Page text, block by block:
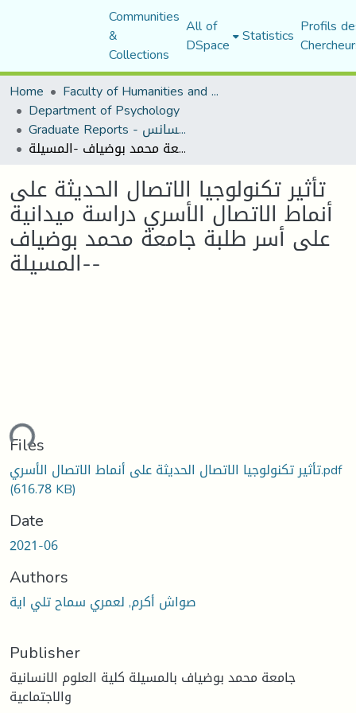
Communities
&
Collections
All of
DSpace Statistics Profils
Home
Faculty of Humanities and Social Sciences
Department of Psychology
Graduate Reports - تقارير الليسانس
تأثير تكنولوجيا الاتصال الحديثة على أنماط الاتصال الأسري دراسة ميدانية على أسر طلبة جامعة محمد بوضياف -المسيلة-
تأثير تكنولوجيا الاتصال الحديثة على
أنماط الاتصال الأسري دراسة ميدانية
على أسر طلبة جامعة محمد بوضياف
-المسيلة-
Files
تأثير تكنولوجيا الاتصال الحديثة على أنماط الاتصال الأسري.pdf
(616.78 KB)
Date
2021-06
Authors
صواش أكرم, لعمري سماح تلي اية
Publisher
جامعة محمد بوضياف بالمسيلة كلية العلوم الانسانية
والاجتماعية